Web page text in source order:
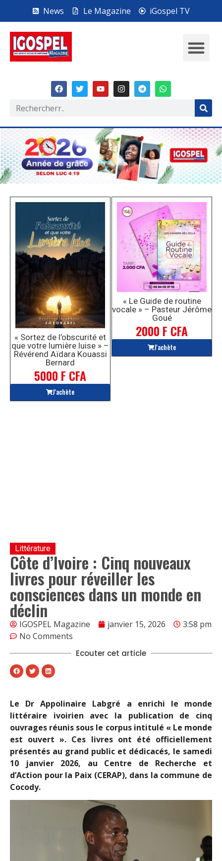
News Le Magazine iGospel TV
« Sortez de l’obscurité et
que votre lumière luise » –
Révérend Aïdara Kouassi
Bernard
5000 F CFA
J'achète
« Le Guide de routine
vocale » – Pasteur Jérôme
Goué
2000 F CFA
J'achète
Littérature
Côte d’Ivoire : Cinq nouveaux
livres pour réveiller les
consciences dans un monde en
déclin
IGOSPEL Magazine janvier 15, 2026
3:58 pm
No Comments
Ecouter cet article
Le Dr Appolinaire Labgré a enrichi le monde
littéraire ivoirien avec la publication de cinq
ouvrages réunis sous le corpus intitulé « Le monde
est ouvert ». Ces livres ont été officiellement
présentés au grand public et dédicacés, le samedi
10 janvier 2026, au Centre de Recherche et
d’Action pour la Paix (CERAP), dans la commune de
Cocody.